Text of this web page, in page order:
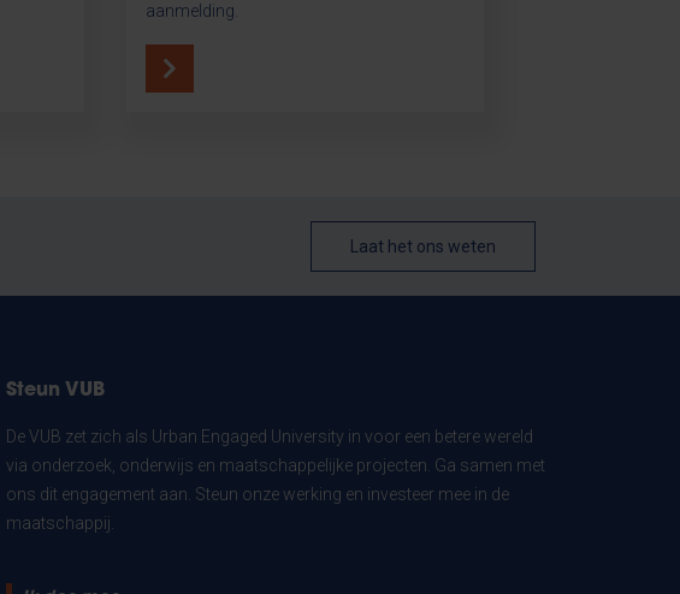
aanmelding.
Laat het ons weten
Steun VUB
De VUB zet zich als Urban Engaged University in voor een betere wereld
via onderzoek, onderwijs en maatschappelijke projecten. Ga samen met
ons dit engagement aan. Steun onze werking en investeer mee in de
maatschappij.